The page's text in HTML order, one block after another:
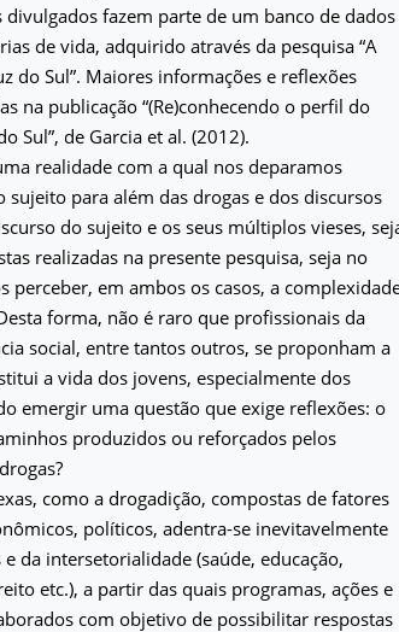
fazem parte de um banco de dados
de vida, adquirido através da pesquisa “A
do Sul”. Maiores informações e reflexões
na publicação “(Re)conhecendo o perfil do
Sul”, de Garcia et al. (2012).
realidade com a qual nos deparamos
para além das drogas e dos discursos
do sujeito e os seus múltiplos vieses,
realizadas na presente pesquisa, seja no
perceber, em ambos os casos, a
forma, não é raro que profissionais da
social, entre tantos outros, se proponham a
a vida dos jovens, especialmente dos
emergir uma questão que exige reflexões: o
produzidos ou reforçados pelos
como a drogadição, compostas de fatores
políticos, adentra-se inevitavelmente
da intersetorialidade (saúde, educação,
etc.), a partir das quais programas, ações e
com objetivo de possibilitar respostas